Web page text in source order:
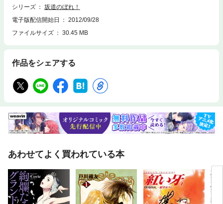
シリーズ
坂道のぼれ！
電子版配信開始日
2012/09/28
ファイルサイズ
30.45 MB
作品をシェアする
あわせてよく買われている本